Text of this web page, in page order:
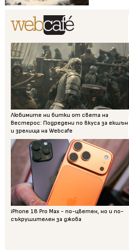
Любимите ни битки от света на
Вестерос: Подредени по вкуса за екшън
и зрелища на Webcafe
iPhone 18 Pro Max - по-цветен, но и по-
съкрушителен за джоба